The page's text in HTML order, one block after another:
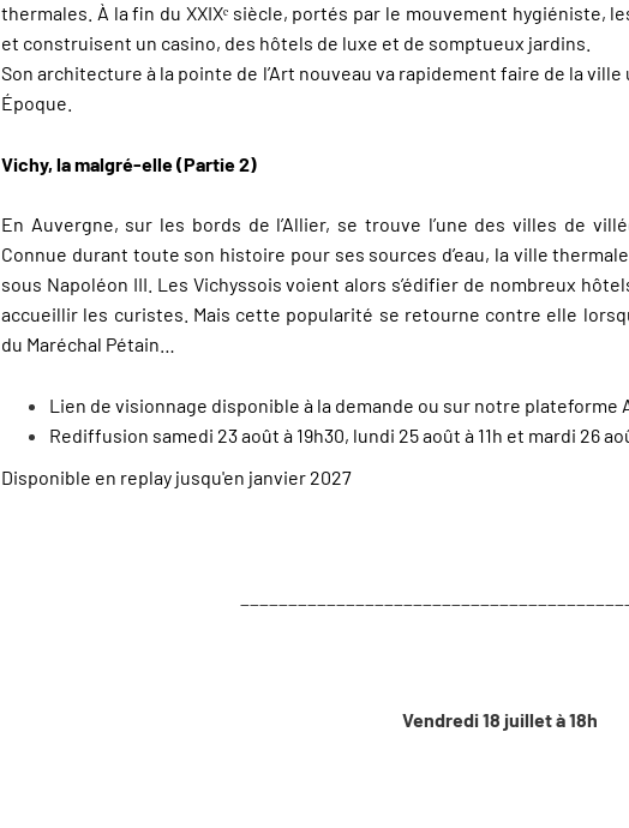
thermales. À la fin du XXIXᵉ siècle, portés par le mouvement hygiéniste,
et construisent un casino, des hôtels de luxe et de somptueux jardins.
Son architecture à la pointe de l’Art nouveau va rapidement faire de la
Époque.
Vichy, la malgré-elle (Partie 2)
En Auvergne, sur les bords de l’Allier, se trouve l’une des villes de
Connue durant toute son histoire pour ses sources d’eau, la ville
sous Napoléon III. Les Vichyssois voient alors s’édifier de nombreux
accueillir les curistes. Mais cette popularité se retourne contre elle
du Maréchal Pétain…
Lien de visionnage disponible à la demande ou sur notre plateforme
Rediffusion samedi 23 août à 19h30, lundi 25 août à 11h et mardi 26
Disponible en replay jusqu'en janvier 2027
Vendredi 18 juillet à 18h